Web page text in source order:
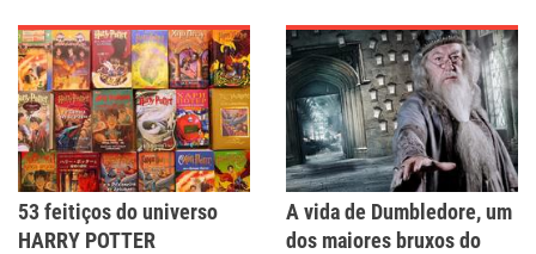
53 feitiços do universo
HARRY POTTER
A vida de Dumbledore, um
dos maiores bruxos do